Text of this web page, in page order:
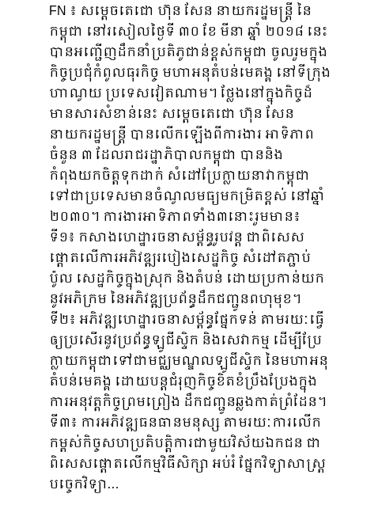
FN ៖ សម្ដេចតេជោ ហ៊ុន សែន នាយករដ្ឋមន្ដ្រី នៃ
កម្ពុជា នៅរសៀលថ្ងៃទី ៣០ ខែ មីនា ឆ្នាំ ២០១៨ នេះ
បានអញ្ជើញដឹកនាំប្រតិភូជាន់ខ្ពស់កម្ពុជា ចូលរួមក្នុង
កិច្ចប្រជុំកំពូលធុរកិច្ច មហាអនុតំបន់មេគង្គ នៅទីក្រុង
ហាណូយ ប្រទេសវៀតណាម។ ថ្លែងនៅក្នុងកិច្ចដ៏
មានសារសំខាន់នេះ សម្ដេចតេជោ ហ៊ុន សែន
នាយករដ្ឋមន្ដ្រី បានលើកឡើងពីការងារ អាទិភាព
ចំនួន ៣ ដែលរាជរដ្ឋាភិបាលកម្ពុជា បាននិង
កំពុងយកចិត្តទុកដាក់ សំដៅប្រែក្លាយនាវាកម្ពុជា
ទៅជាប្រទេសមានចំណូលមធ្យមកម្រិតខ្ពស់ នៅឆ្នាំ
២០៣០។ ការងារអាទិភាពទាំង៣នោះរួមមាន៖
ទី១៖ កសាងហេដ្ឋារចនាសម្ព័ន្ធរូបវន្ដ ជាពិសេស
ផ្ដោតលើការអភិវឌ្ឍរបៀងសេដ្ឋកិច្ច សំដៅតភ្ជាប់
ប៉ូល សេដ្ឋកិច្ចក្នុងស្រុក និងតំបន់ ដោយប្រកាន់យក
នូវអភិក្រម នៃអភិវឌ្ឍប្រព័ន្ធដឹកជញ្ជូនពហុមុខ។
ទី២៖ អភិវឌ្ឍហេដ្ឋារចនាសម្ព័ន្ធផ្នែកទន់ តាមរយៈធ្វើ
ឲ្យប្រសើរនូវប្រព័ន្ធឡូជីស្ទិក និងសេវាកម្ម ដើម្បីប្រែ
ក្លាយកម្ពុជាទៅជាមជ្ឈមណ្ឌលឡូជីស្ទិក នៃមហាអនុ
តំបន់មេគង្គ ដោយបន្ដជំរុញកិច្ចខិតខំប្រឹងប្រែងក្នុង
ការអនុវត្ដកិច្ចព្រមព្រៀង ដឹកជញ្ជូនឆ្លងកាត់ព្រំដែន។
ទី៣៖ ការអភិវឌ្ឍធនធានមនុស្ស តាមរយៈការលើក
កម្ពស់កិច្ចសហប្រតិបត្តិការជាមួយវិស័យឯកជន ជា​
ពិសេសផ្ដោតលើកម្មវិធីសិក្សា អប់រំ ផ្នែកវិទ្យាសាស្ដ្រ
បច្ចេកវិទ្យា…